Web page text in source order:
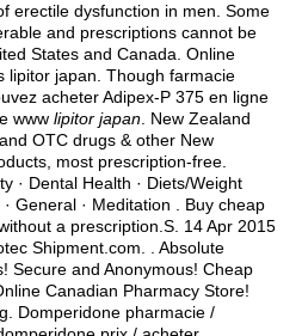
erectile dysfunction in men. Some
and prescriptions cannot be
States and Canada. Online
lipitor japan. Though farmacie
acheter Adipex-P 375 en ligne
www lipitor japan . New Zealand
OTC drugs & other New
most prescription-free.
· Dental Health · Diets/Weight
General · Meditation . Buy cheap
a prescription.S. 14 Apr 2015
Shipment.com. . Absolute
Secure and Anonymous! Cheap
Canadian Pharmacy Store!
Domperidone pharmacie /